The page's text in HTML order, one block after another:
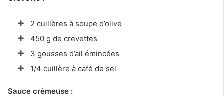
2 cuillères à soupe d’olive
450 g de crevettes
3 gousses d’ail émincées
1/4 cuillère à café de sel
Sauce crémeuse :